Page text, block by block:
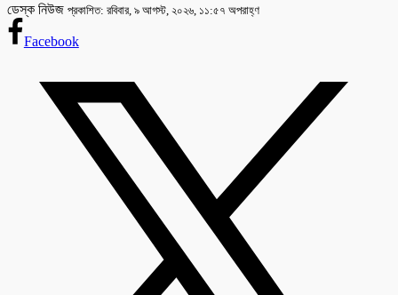
ডেস্ক নিউজ প্রকাশিত: রবিবার, ৯ আগস্ট, ২০২৬, ১১:৫৭ অপরাহ্ণ
Facebook